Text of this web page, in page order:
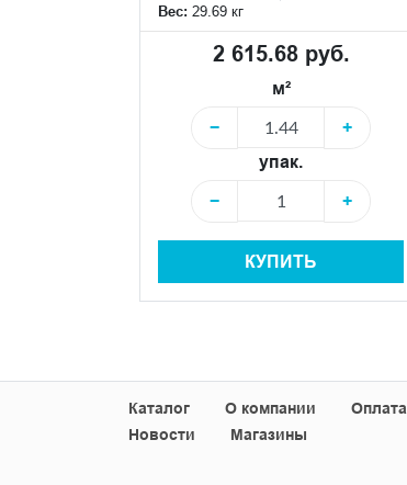
Вес: 29.69 кг
2 615.68 руб.
м²
−
+
упак.
−
+
КУПИТЬ
Каталог О компании Оплата
Новости
Магазины